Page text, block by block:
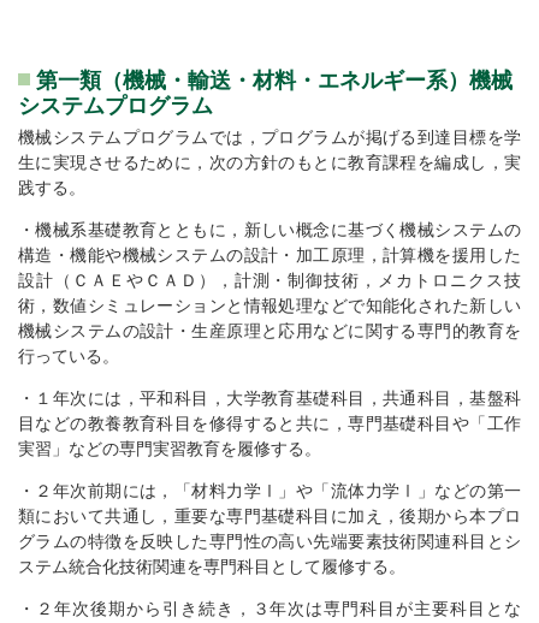
第一類（機械・輸送・材料・エネルギー系）機械
システムプログラム
機械システムプログラムでは，プログラムが掲げる到達目標を学
生に実現させるために，次の方針のもとに教育課程を編成し，実
践する。
・機械系基礎教育とともに，新しい概念に基づく機械システムの
構造・機能や機械システムの設計・加工原理，計算機を援用した
設計（ＣＡＥやＣＡＤ），計測・制御技術，メカトロニクス技
術，数値シミュレーションと情報処理などで知能化された新しい
機械システムの設計・生産原理と応用などに関する専門的教育を
行っている。
・１年次には，平和科目，大学教育基礎科目，共通科目，基盤科
目などの教養教育科目を修得すると共に，専門基礎科目や「工作
実習」などの専門実習教育を履修する。
・２年次前期には，「材料力学Ⅰ」や「流体力学Ⅰ」などの第一
類において共通し，重要な専門基礎科目に加え，後期から本プロ
グラムの特徴を反映した専門性の高い先端要素技術関連科目とシ
ステム統合化技術関連を専門科目として履修する。
・２年次後期から引き続き，３年次は専門科目が主要科目とな